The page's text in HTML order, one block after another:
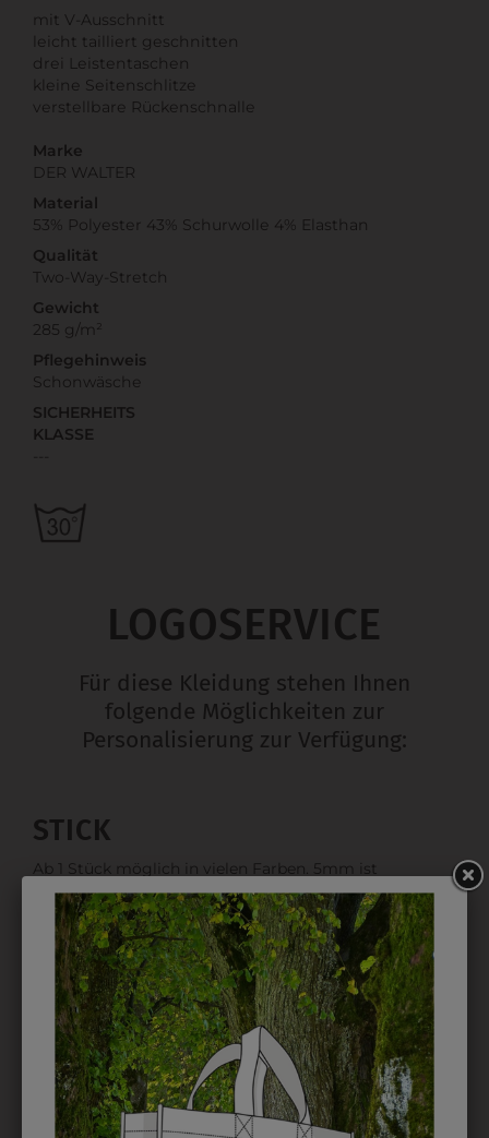
mit V-Ausschnitt
leicht tailliert geschnitten
drei Leistentaschen
kleine Seitenschlitze
verstellbare Rückenschnalle
Marke
DER WALTER
Material
53% Polyester 43% Schurwolle 4% Elasthan
Qualität
Two-Way-Stretch
Gewicht
285 g/m²
Pflegehinweis
Schonwäsche
SICHERHEITS
KLASSE
LOGOSERVICE
Für diese Kleidung stehen Ihnen
folgende Möglichkeiten zur
Personalisierung zur Verfügung:
STICK
Ab 1 Stück möglich in vielen Farben. 5mm ist
Mindesthöhe bei einem Schriftzug. Für Logos und
Namen optimal. Waschbar bis zu 95°C.
EMBLEM
Kann gestickt oder bedruckt werden. Sehr vielseitig
einsetzbar und beim Sticken wieder ab 1 Stück
möglich.